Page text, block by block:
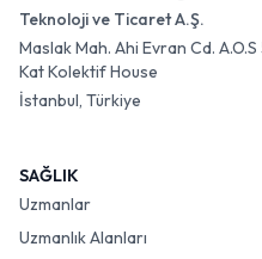
Teknoloji ve Ticaret A.Ş.
Maslak Mah. Ahi Evran Cd.
Kat Kolektif House
İstanbul, Türkiye
SAĞLIK
Uzmanlar
Uzmanlık Alanları